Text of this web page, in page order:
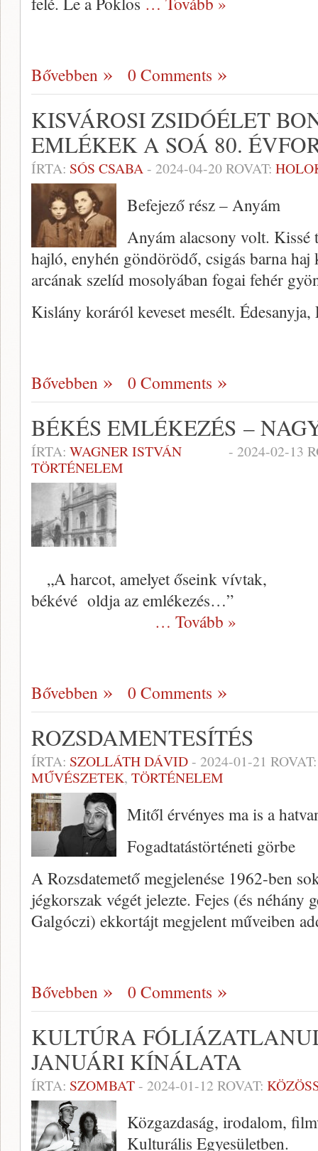
Bővebben 0 Comments
KISVÁROSI ZSIDÓÉLET
EMLÉKEK A SOÁ 80.
ÍRTA: SÓS CSABA- 2024-04-20ROVAT:
Befejező rész – Anyám
Anyám alacsony volt. Kissé
hajló, enyhén göndörödő, csigás barna haj
arcának szelíd mosolyában fogai fehér
Kislány koráról keveset mesélt.
Bővebben 0 Comments
BÉKÉS EMLÉKEZÉS –
ÍRTA: WAGNER ISTVÁN - 2024-02-13
TÖRTÉNELEM
„A harcot, amelyet őseink vívtak,
békévé oldja az emlékezés…”
… Tovább »
Bővebben 0 Comments
ROZSDAMENTESÍTÉS
ÍRTA: SZOLLÁTH DÁVID- 2024-01-21
MŰVÉSZETEK, TÖRTÉNELEM
Mitől érvényes ma is a
Fogadtatástörténeti görbe
A Rozsdatemető megjelenése 1962-ben
jégkorszak végét jelezte. Fejes (és néhány
Galgóczi) ekkortájt megjelent műveiben
Bővebben 0 Comments
KULTÚRA
JANUÁRI KÍNÁLATA
ÍRTA: SZOMBAT- 2024-01-12 ROVAT:
Közgazdaság, irodalom,
Kulturális Egyesületben.